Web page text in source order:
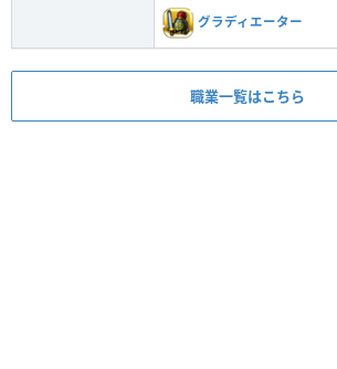
グラディエーター
職業一覧はこちら